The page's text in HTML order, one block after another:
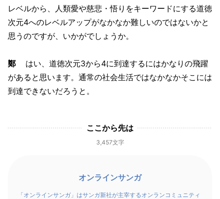
レベルから、人類愛や慈悲・悟りをキーワードにする道徳
次元4へのレベルアップがなかなか難しいのではないかと
思うのですが、いかがでしょうか。
鄭 はい、道徳次元3から4に到達するにはかなりの飛躍
があると思います。通常の社会生活ではなかなかそこには
到達できないだろうと。
ここから先は
3,457文字
オンラインサンガ
「オンラインサンガ」はサンガ新社が主宰するオンランコミュニティ